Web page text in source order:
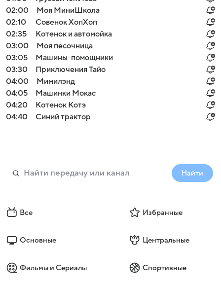
02:00
Моя МиниШкола
02:10
Совенок ХопХоп
02:35
Котенок и автомойка
03:00
Моя песочница
03:05
Машины-помощники
03:30
Приключения Тайо
04:00
Мимилэнд
04:05
Машинки Мокас
04:20
Котенок Котэ
04:40
Синий трактор
Найти
Все Избранные
Основные Центральные
Фильмы и Сериалы Спортивные